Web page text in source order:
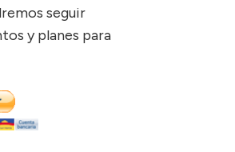
seguir
y planes para